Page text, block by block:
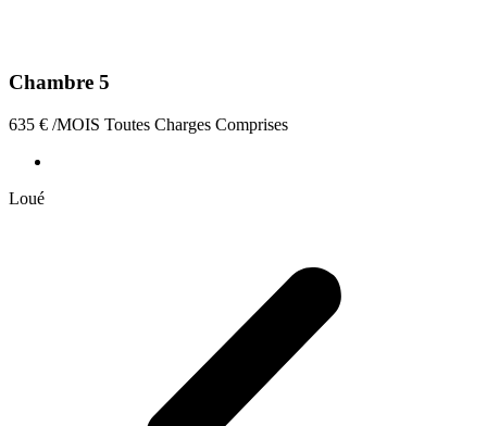
Chambre 5
635 € /MOIS Toutes Charges Comprises
Loué